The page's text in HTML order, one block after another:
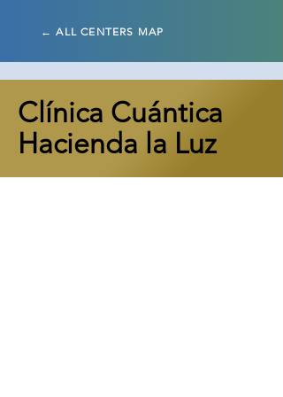
← ALL CENTERS MAP
Clínica Cuántica
Hacienda la Luz